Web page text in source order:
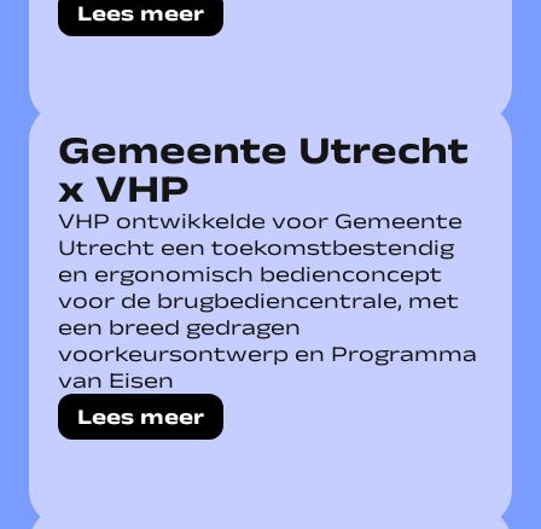
Lees meer
Gemeente Utrecht
x VHP
VHP ontwikkelde voor Gemeente
Utrecht een toekomstbestendig
en ergonomisch bedienconcept
voor de brugbediencentrale, met
een breed gedragen
voorkeursontwerp en Programma
van Eisen
Lees meer